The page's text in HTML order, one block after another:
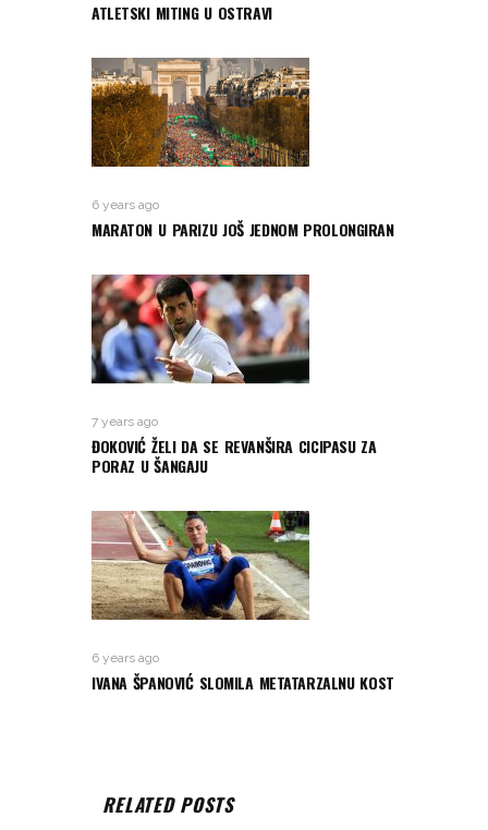
ATLETSKI MITING U OSTRAVI
6 years ago
MARATON U PARIZU JOŠ JEDNOM PROLONGIRAN
7 years ago
ĐOKOVIĆ ŽELI DA SE REVANŠIRA CICIPASU ZA
PORAZ U ŠANGAJU
6 years ago
IVANA ŠPANOVIĆ SLOMILA METATARZALNU KOST
RELATED POSTS